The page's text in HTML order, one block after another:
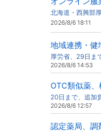
北海道・西興部
2026/8/6 18:11
地域連携・健
厚労省、29日ま
2026/8/6 14:53
OTC類似薬
20日まで、追加
2026/8/6 12:57
認定薬局、調